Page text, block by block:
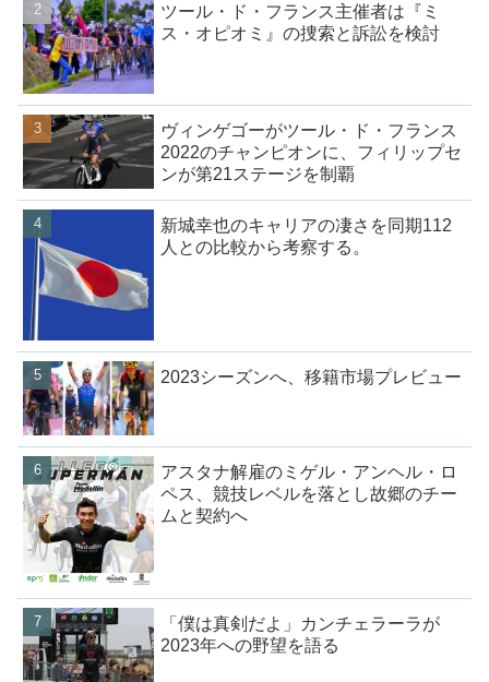
ツール・ド・フランス主催者は『ミ
ス・オピオミ』の捜索と訴訟を検討
ヴィンゲゴーがツール・ド・フランス
2022のチャンピオンに、フィリップセ
ンが第21ステージを制覇
新城幸也のキャリアの凄さを同期112
人との比較から考察する。
2023シーズンへ、移籍市場プレビュー
アスタナ解雇のミゲル・アンヘル・ロ
ペス、競技レベルを落とし故郷のチー
ムと契約へ
「僕は真剣だよ」カンチェラーラが
2023年への野望を語る